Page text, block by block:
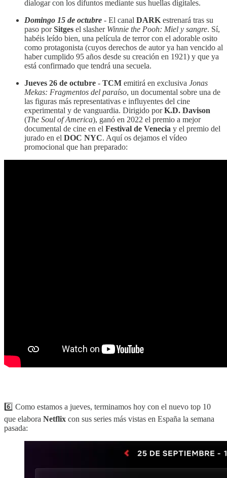
dialogar con los difuntos mediante sus huellas digitales.
Domingo 15 de octubre - El canal DARK estrenará tras su
paso porSitges el slasher Winnie the Pooh: Miel y sangre. Sí,
habéis leído bien, una película de terror con el adorable osito
como protagonista (cuyos derechos de autor ya han vencido al
haber cumplido 95 años desde su creación en 1921) y que ya
está confirmado que tendrá una secuela.
Jueves 26 de octubre - TCM emitirá en exclusiva Jonas
Mekas: Fragmentos del paraíso, un documental sobre una de
las figuras más representativas e influyentes del cine
experimental y de vanguardia. Dirigido porK.D. Davison
(The Soul of America), ganó en 2022 el premio a mejor
documental de cine en el Festival de Venecia y el premio del
jurado en el DOC NYC. Aquí os dejamos el vídeo
promocional que han preparado:
6️⃣ Como estamos a jueves, terminamos hoy con el nuevo top 10
que elabora Netflix con sus series más vistas en España la semana
pasada: